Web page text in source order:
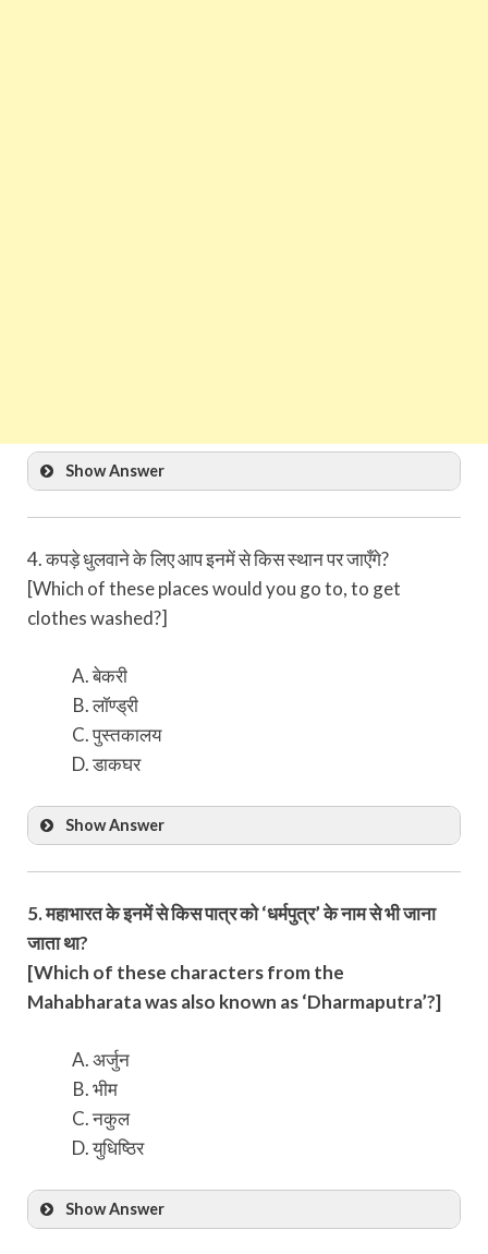
Show Answer
4. कपड़े धुलवाने के लिए आप इनमें से किस स्थान पर जाएँगे?
[Which of these places would you go to, to get
clothes washed?]
बेकरी
लॉण्ड्री
पुस्तकालय
डाकघर
Show Answer
5. महाभारत के इनमें से किस पात्र को ‘धर्मपुत्र’ के नाम से भी जाना
जाता था?
[Which of these characters from the
Mahabharata was also known as ‘Dharmaputra’?]
अर्जुन
भीम
नकुल
युधिष्ठिर
Show Answer